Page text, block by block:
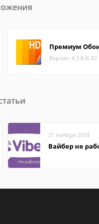
Премиум
Версия: 4.3.8
21 ноября 2018
Вайбер не